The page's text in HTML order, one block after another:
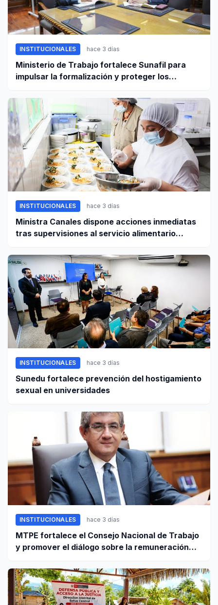
INSTITUCIONALES hace 3 días
Ministerio de Trabajo fortalece Sunafil para
impulsar la formalización y proteger los
INSTITUCIONALES hace 3 días
Ministra Canales dispone acciones inmediatas
tras supervisiones al servicio alimentario
INSTITUCIONALES hace 3 días
Sunedu fortalece prevención del hostigamiento
sexual en universidades
INSTITUCIONALES hace 3 días
MTPE fortalece el Consejo Nacional de Trabajo
y promover el diálogo sobre la remuneración